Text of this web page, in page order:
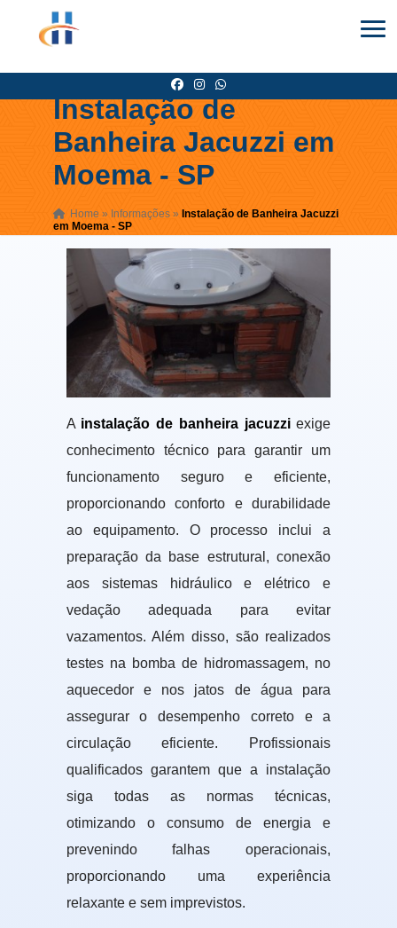
Instalação de
Banheira Jacuzzi em
Moema - SP
Home » Informações » Instalação de Banheira Jacuzzi
em Moema - SP
A instalação de banheira jacuzziexige
conhecimento técnico para garantir um
funcionamento seguro e eficiente,
proporcionando conforto e durabilidade
ao equipamento. O processo inclui a
preparação da base estrutural, conexão
aos sistemas hidráulico e elétrico e
vedação adequada para evitar
vazamentos. Além disso, são realizados
testes na bomba de hidromassagem, no
aquecedor e nos jatos de água para
assegurar o desempenho correto e a
circulação eficiente. Profissionais
qualificados garantem que a instalação
siga todas as normas técnicas,
otimizando o consumo de energia e
prevenindo falhas operacionais,
proporcionando uma experiência
relaxante e sem imprevistos.